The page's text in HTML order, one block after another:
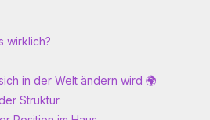
wirklich?
in der Welt ändern wird 🌍
Struktur